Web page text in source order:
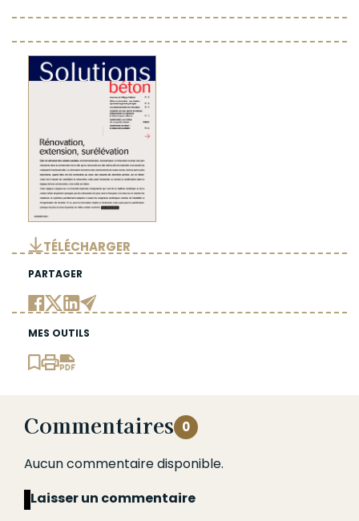
TÉLÉCHARGER
PARTAGER
MES OUTILS
Commentaires 0
Aucun commentaire disponible.
Laisser un commentaire